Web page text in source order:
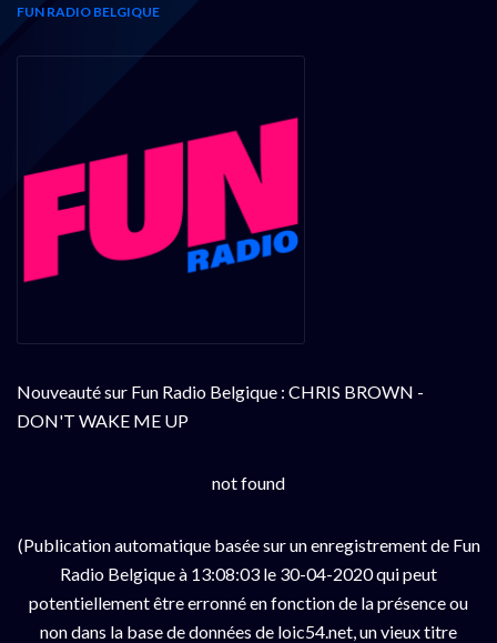
FUN RADIO BELGIQUE
Nouveauté sur Fun Radio Belgique : CHRIS BROWN -
DON'T WAKE ME UP
not found
(Publication automatique basée sur un enregistrement de Fun
Radio Belgique à 13:08:03 le 30-04-2020 qui peut
potentiellement être erronné en fonction de la présence ou
non dans la base de données de loic54.net, un vieux titre